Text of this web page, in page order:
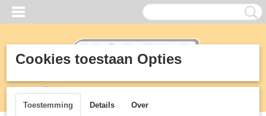
Inloggen Registreren
(0)
Cookies toestaan Opties
Toestemming Details Over